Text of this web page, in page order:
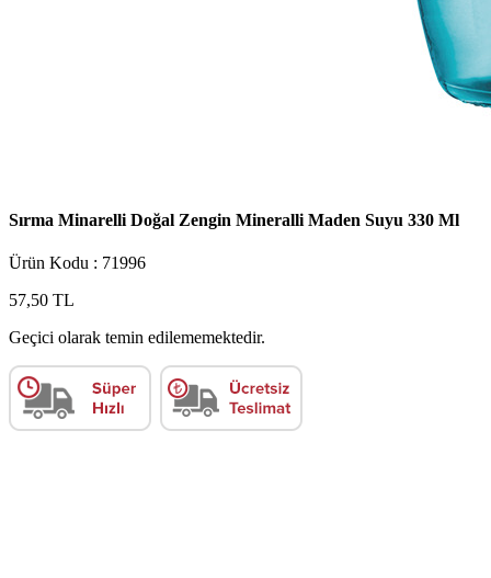
Sırma Minarelli Doğal Zengin Mineralli Maden Suyu 330 Ml
Ürün Kodu : 71996
57,50 TL
Geçici olarak temin edilememektedir.